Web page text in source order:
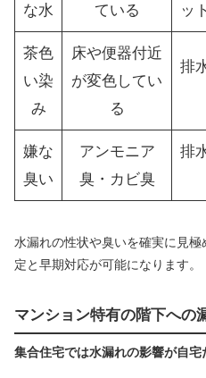
な水
ている
ッ
茶色
い染
み
床や便器付近
が変色してい
る
排
嫌な
臭い
アンモニア
臭・カビ臭
排
水漏れの性状や臭いを確実に見
定と早期対応が可能になります。
マンション特有の階下への
集合住宅では水漏れの影響が自宅